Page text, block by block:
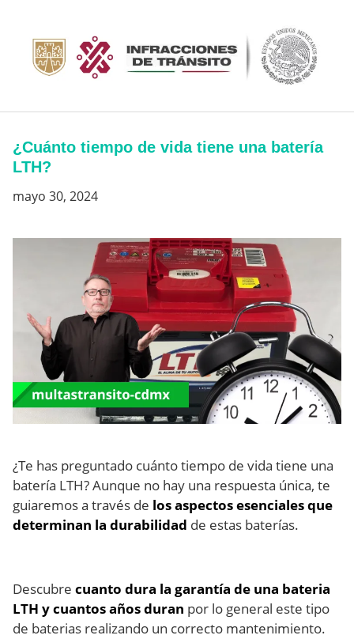
contenido
¿Cuánto tiempo de vida tiene una batería
LTH?
mayo 30, 2024
¿Te has preguntado cuánto tiempo de vida tiene una
batería LTH? Aunque no hay una respuesta única, te
guiaremos a través de los aspectos esenciales que
determinan la durabilidad de estas baterías.
Descubre cuanto dura la garantía de una bateria
LTH y cuantos años duran por lo general este tipo
de baterias realizando un correcto mantenimiento.